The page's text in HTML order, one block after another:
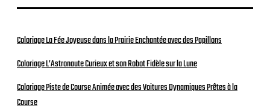
Coloriage La Fée Joyeuse dans la Prairie Enchantée avec des Papillons
Coloriage L’Astronaute Curieux et son Robot Fidèle sur la Lune
Coloriage Piste de Course Animée avec des Voitures Dynamiques Prêtes à la
Course